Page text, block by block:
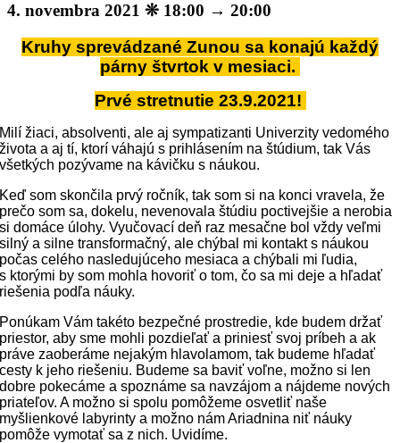
4. novembra 2021 ❊ 18:00 → 20:00
Kruhy sprevádzané Zunou sa konajú každý
párny štvrtok v mesiaci.
Prvé stretnutie 23.9.2021!
Milí žiaci, absolventi, ale aj sympatizanti Univerzity vedomého
života a aj tí, ktorí váhajú s prihlásením na štúdium, tak Vás
všetkých pozývame na kávičku s náukou.
Keď som skončila prvý ročník, tak som si na konci vravela, že
prečo som sa, dokelu, nevenovala štúdiu poctivejšie a nerobia
si domáce úlohy. Vyučovací deň raz mesačne bol vždy veľmi
silný a silne transformačný, ale chýbal mi kontakt s náukou
počas celého nasledujúceho mesiaca a chýbali mi ľudia,
s ktorými by som mohla hovoriť o tom, čo sa mi deje a hľadať
riešenia podľa náuky.
Ponúkam Vám takéto bezpečné prostredie, kde budem držať
priestor, aby sme mohli pozdieľať a priniesť svoj príbeh a ak
práve zaoberáme nejakým hlavolamom, tak budeme hľadať
cesty k jeho riešeniu. Budeme sa baviť voľne, možno si len
dobre pokecáme a spoznáme sa navzájom a nájdeme nových
priateľov. A možno si spolu pomôžeme osvetliť naše
myšlienkové labyrinty a možno nám Ariadnina niť náuky
pomôže vymotať sa z nich. Uvidíme.